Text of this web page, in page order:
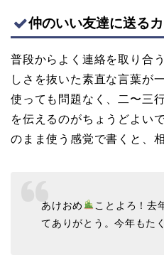
仲のいい友達に送る
普段からよく連絡を取り合
しさを抜いた素直な言葉が
使っても問題なく、二〜三
を伝えるのがちょうどよい
のまま使う感覚で書くと、
あけおめ
ことよろ！去
てありがとう。今年もた